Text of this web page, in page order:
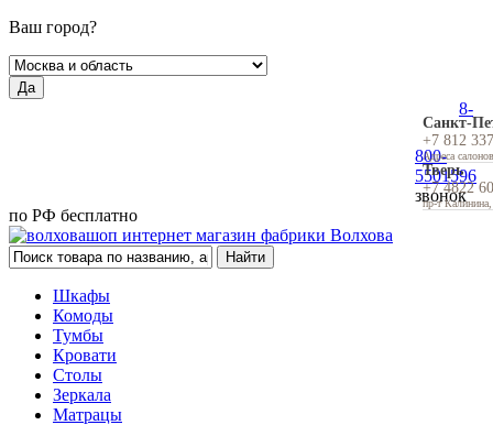
Ваш город?
Да
Санкт-
+7 812
Адреса
Тверь
+7 4822
пр-т
8-
800-
5501596
звонок
по РФ бесплатно
Шкафы
Комоды
Тумбы
Кровати
Столы
Зеркала
Матрацы